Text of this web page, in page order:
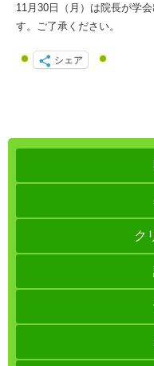
11月30日（月）は院長が学
す。ご了承ください。
シェア
ク